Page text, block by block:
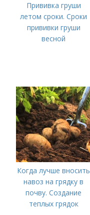
Прививка груши
летом сроки. Сроки
прививки груши
весной
Когда лучше вносить
навоз на грядку в
почву. Создание
теплых грядок